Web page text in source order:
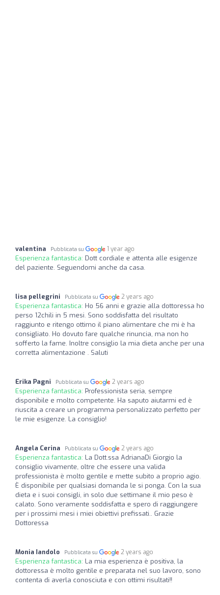
valentina Pubblicata su 1 year ago
Esperienza fantastica: Dott cordiale e attenta alle esigenze
del paziente. Seguendomi anche da casa.
lisa pellegrini Pubblicata su 2 years ago
Esperienza fantastica: Ho 56 anni e grazie alla dottoressa ho
perso 12chili in 5 mesi. Sono soddisfatta del risultato
raggiunto e ritengo ottimo il piano alimentare che mi è ha
consigliato. Ho dovuto fare qualche rinuncia, ma non ho
sofferto la fame. Inoltre consiglio la mia dieta anche per una
corretta alimentazione . Saluti
Erika Pagni Pubblicata su 2 years ago
Esperienza fantastica: Professionista seria, sempre
disponibile e molto competente. Ha saputo aiutarmi ed è
riuscita a creare un programma personalizzato perfetto per
le mie esigenze. La consiglio!
Angela Cerina Pubblicata su 2 years ago
Esperienza fantastica: La Dott.ssa AdrianaDi Giorgio la
consiglio vivamente, oltre che essere una valida
professionista è molto gentile e mette subito a proprio agio.
È disponibile per qualsiasi domanda le si ponga. Con la sua
dieta e i suoi consigli, in solo due settimane il mio peso è
calato. Sono veramente soddisfatta e spero di raggiungere
per i prossimi mesi i miei obiettivi prefissati.. Grazie
Dottoressa
Monia Iandolo Pubblicata su 2 years ago
Esperienza fantastica: La mia esperienza è positiva, la
dottoressa è molto gentile e preparata nel suo lavoro, sono
contenta di averla conosciuta e con ottimi risultati!!